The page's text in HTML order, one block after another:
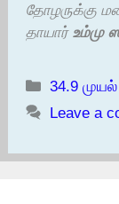
தோழருக்கு
தாயார் உம்மு
Categories
34.9
Leave a